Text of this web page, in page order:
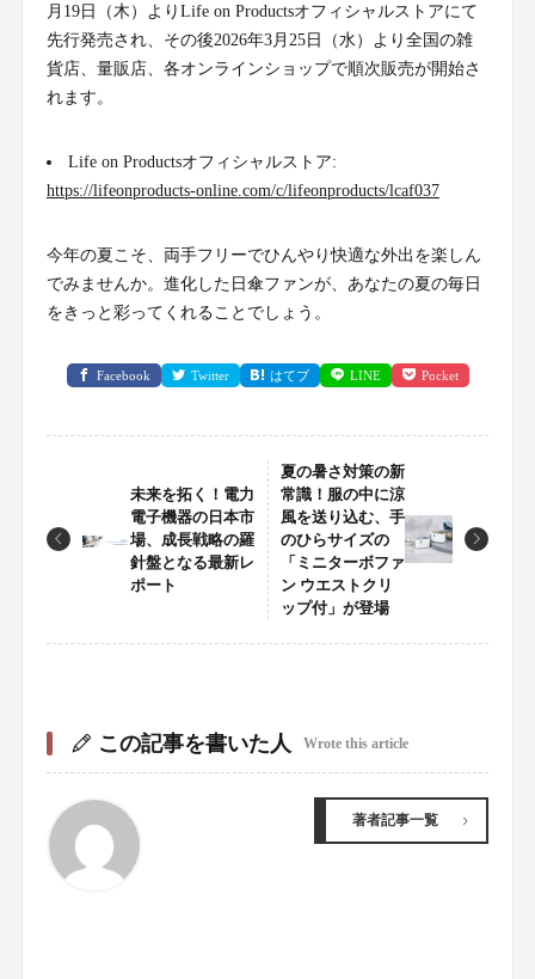
月19日（木）よりLife on Productsオフィシャルストアにて
先行発売され、その後2026年3月25日（水）より全国の雑
貨店、量販店、各オンラインショップで順次販売が開始さ
れます。
Life on Productsオフィシャルストア:
https://lifeonproducts-online.com/c/lifeonproducts/lcaf037
今年の夏こそ、両手フリーでひんやり快適な外出を楽しん
でみませんか。進化した日傘ファンが、あなたの夏の毎日
をきっと彩ってくれることでしょう。
Facebook Twitter はてブ LINE Pocket
未来を拓く！電力
電子機器の日本市
場、成長戦略の羅
針盤となる最新レ
ポート
夏の暑さ対策の新
常識！服の中に涼
風を送り込む、手
のひらサイズの
「ミニターボファ
ン ウエストクリ
ップ付」が登場
この記事を書いた人 Wrote this article
著者記事一覧